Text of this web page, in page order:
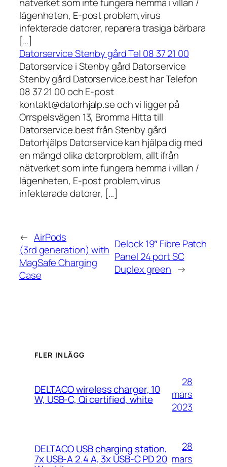
lägenheten, E-post problem,virus
infekterade datorer, reparera trasiga bärbara
[…]
Datorservice Stenby gård Tel 08 37 21 00
Datorservice i Stenby gård Datorservice
Stenby gård Datorservice.best har Telefon
08 37 21 00 och E-post
kontakt@datorhjalp.se och vi ligger på
Orrspelsvägen 13, Bromma Hitta till
Datorservice.best från Stenby gård
Datorhjälps Datorservice kan hjälpa dig med
en mängd olika datorproblem, allt ifrån
nätverket som inte fungera hemma i villan /
lägenheten, E-post problem,virus
infekterade datorer, […]
← AirPods
(3rd generation) with
MagSafe Charging
Case
Delock 19″ Fibre Patch
Panel 24 port SC
Duplex green →
FLER INLÄGG
DELTACO wireless charger, 10
W, USB-C, Qi certified, white
28
mars
2023
DELTACO USB charging station,
7x USB-A 2.4 A, 3x USB-C PD 20
28
mars